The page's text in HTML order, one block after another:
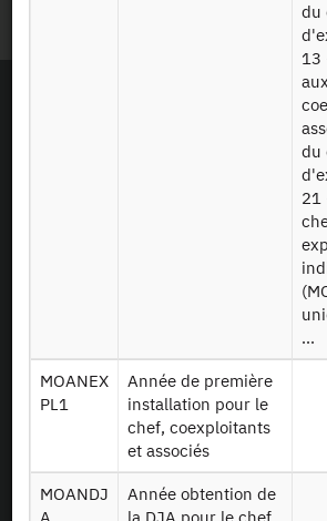
du
13
du
21
...
MOANEX
PL1
Année de première
installation pour le
chef, coexploitants
et associés
MOANDJ
Année obtention de
En tant que simple visiteur, la navigation sur le site
Le projet Equipex CASD a reçu une aide
d’Investissements d’Avenir lancé par l’Etat et mis en
10-EQPX-17)